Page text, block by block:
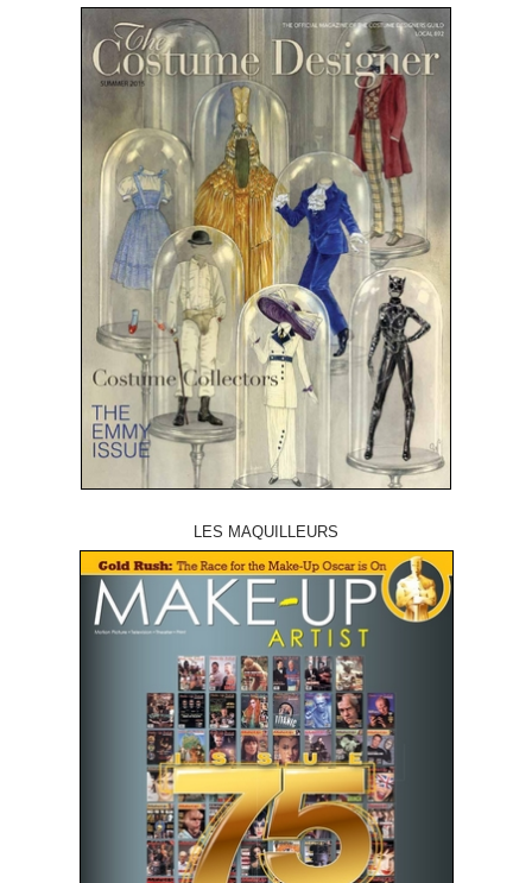
LES MAQUILLEURS